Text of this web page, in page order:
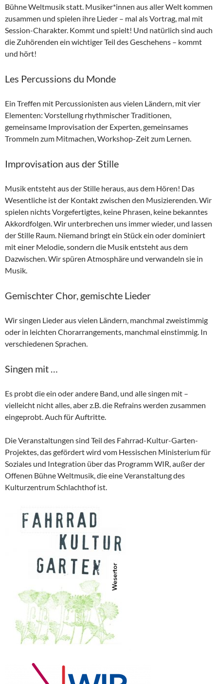
Bühne Weltmusik statt. Musiker*innen aus aller Welt kommen
zusammen und spielen ihre Lieder – mal als Vortrag, mal mit
Session-Charakter. Kommt und spielt! Und natürlich sind auch
die Zuhörenden ein wichtiger Teil des Geschehens – kommt
und hört!
Les Percussions du Monde
Ein Treffen mit Percussionisten aus vielen Ländern, mit vier
Elementen: Vorstellung rhythmischer Traditionen,
gemeinsame Improvisation der Experten, gemeinsames
Trommeln zum Mitmachen, Workshop-Zeit zum Lernen.
Improvisation aus der Stille
Musik entsteht aus der Stille heraus, aus dem Hören! Das
Wesentliche ist der Kontakt zwischen den Musizierenden. Wir
spielen nichts Vorgefertigtes, keine Phrasen, keine bekanntes
Akkordfolgen. Wir unterbrechen uns immer wieder, und lassen
der Stille Raum. Niemand bringt ein Stück ein oder dominiert
mit einer Melodie, sondern die Musik entsteht aus dem
Dazwischen. Wir spüren Atmosphäre und verwandeln sie in
Musik.
Gemischter Chor, gemischte Lieder
Wir singen Lieder aus vielen Ländern, manchmal zweistimmig
oder in leichten Chorarrangements, manchmal einstimmig. In
verschiedenen Sprachen.
Singen mit …
Es probt die ein oder andere Band, und alle singen mit –
vielleicht nicht alles, aber z.B. die Refrains werden zusammen
eingeprobt. Auch für Auftritte.
Die Veranstaltungen sind Teil des Fahrrad-Kultur-Garten-
Projektes, das gefördert wird vom Hessischen Ministerium für
Soziales und Integration über das Programm WIR, außer der
Offenen Bühne Weltmusik, die eine Veranstaltung des
Kulturzentrum Schlachthof ist.